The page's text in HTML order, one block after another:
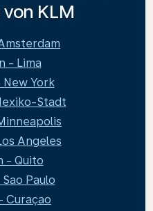
von KLM
- Lima
York
Stadt
Angeles
- Quito
Paulo
Curaçao